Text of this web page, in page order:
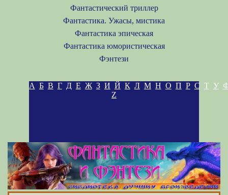
Фантастический триллер
Фантастика. Ужасы, мистика
Фантастика эпическая
Фантастика юмористическая
Фэнтези
А Б В Г Д Е Ж З И Й К Л М Н О П Р С Т У
Z